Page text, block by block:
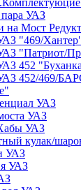
пара УАЗ
на Мост
"469/
"Патриот/
452
452/469/
УАЗ
УАЗ
УАЗ
кулак/
УАЗ
УАЗ